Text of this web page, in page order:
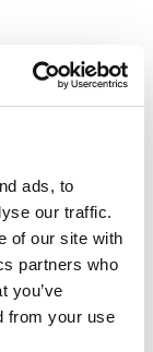
ads, to
our traffic.
of our site with
partners who
you’ve
from your use